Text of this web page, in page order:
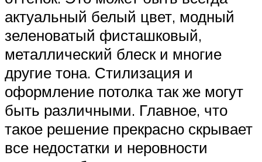
актуальный белый цвет, модный
зеленоватый фисташковый,
металлический блеск и многие
другие тона. Стилизация и
оформление потолка так же могут
быть различными. Главное, что
такое решение прекрасно скрывает
все недостатки и неровности